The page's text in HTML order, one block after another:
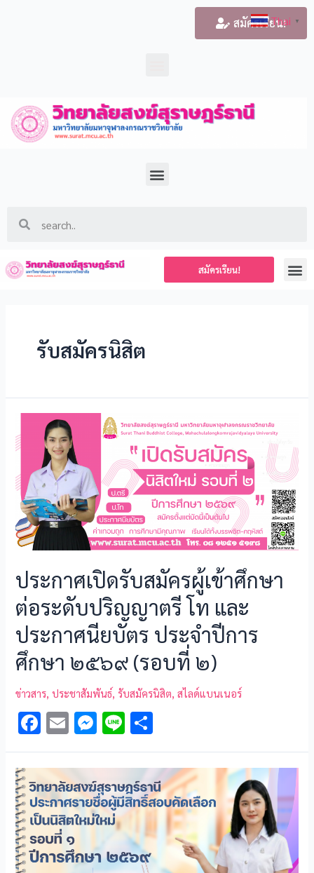
สมัครเรียน!
สมัครเรียน!
รับสมัครนิสิต
ประกาศเปิดรับสมัครผู้เข้าศึกษา
ต่อระดับปริญญาตรี โท และ
ประกาศนียบัตร ประจำปีการ
ศึกษา ๒๕๖๙ (รอบที่ ๒)
ข่าวสาร ,ประชาสัมพันธ์ รับสมัครนิสิต ,สไลด์แบนเนอร์
F
ac
e
b
o
o
k
E
m
ai
l
M
es
se
n
g
er
Li
n
e
h
ar
e
Thai ▼